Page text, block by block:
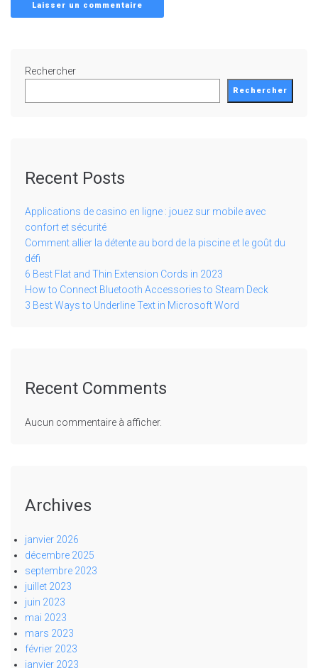
Rechercher
Rechercher
Recent Posts
Applications de casino en ligne : jouez sur mobile avec
confort et sécurité
Comment allier la détente au bord de la piscine et le goût du
défi
6 Best Flat and Thin Extension Cords in 2023
How to Connect Bluetooth Accessories to Steam Deck
3 Best Ways to Underline Text in Microsoft Word
Recent Comments
Aucun commentaire à afficher.
Archives
janvier 2026
décembre 2025
septembre 2023
juillet 2023
juin 2023
mai 2023
mars 2023
février 2023
janvier 2023